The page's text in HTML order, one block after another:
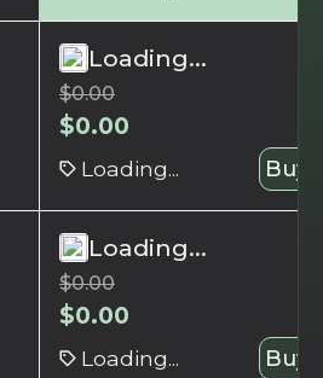
Loading...
$0.00
$0.00
Loading... Buy
Loading...
$0.00
$0.00
Loading... Buy